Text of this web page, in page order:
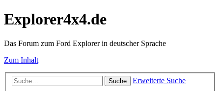
Explorer4x4.de
Das Forum zum Ford Explorer in deutscher Sprache
Zum Inhalt
Suche Erweiterte Suche